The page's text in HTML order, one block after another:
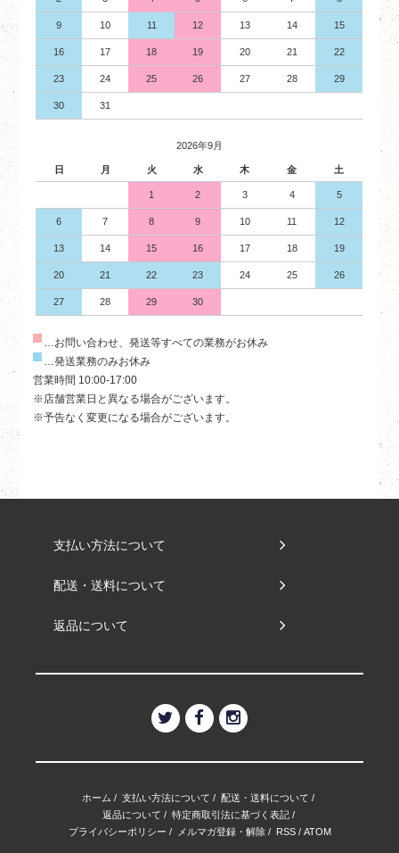
9 10 11 12 13 14 15
16 17 18 19 20 21 22
23 24 25 26 27 28 29
30 31
2026年9月
日 月 火 水 木 金 土
1 2 3 4 5
6 7 8 9 10 11 12
13 14 15 16 17 18 19
20 21 22 23 24 25 26
27 28 29 30
…お問い合わせ、発送等すべての業務がお休み
…発送業務のみお休み
営業時間 10:00-17:00
※店舗営業日と異なる場合がございます。
※予告なく変更になる場合がございます。
支払い方法について
配送・送料について
返品について
ホーム / 支払い方法について / 配送・送料について /
返品について / 特定商取引法に基づく表記/
プライバシーポリシー / メルマガ登録・解除/ RSS/ ATOM